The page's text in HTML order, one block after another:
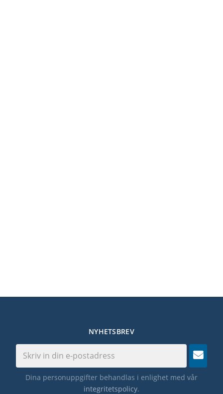
55 mm
2-3/16 inches
NYHETSBREV
Dina personuppgifter behandlas i enlighet med vår
integritetspolicy.